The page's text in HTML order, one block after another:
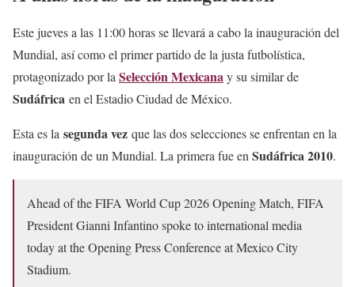
Este jueves a las 11:00 horas se llevará a cabo la inauguración del
Mundial, así como el primer partido de la justa futbolística,
protagonizado por la Selección Mexicana y su similar de
Sudáfrica en el Estadio Ciudad de México.
Esta es la segunda vez que las dos selecciones se enfrentan en la
inauguración de un Mundial. La primera fue en Sudáfrica 2010.
Ahead of the FIFA World Cup 2026 Opening Match, FIFA
President Gianni Infantino spoke to international media
today at the Opening Press Conference at Mexico City
Stadium.